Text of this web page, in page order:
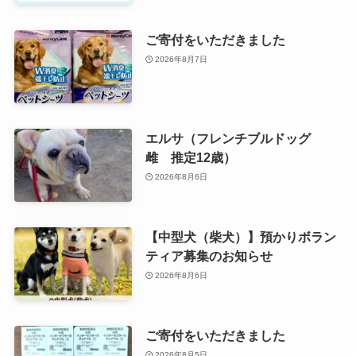
ご寄付をいただきました
2026年8月7日
エルサ（フレンチブルドッグ
雌 推定12歳）
2026年8月6日
【中型犬（柴犬）】預かりボラン
ティア募集のお知らせ
2026年8月6日
ご寄付をいただきました